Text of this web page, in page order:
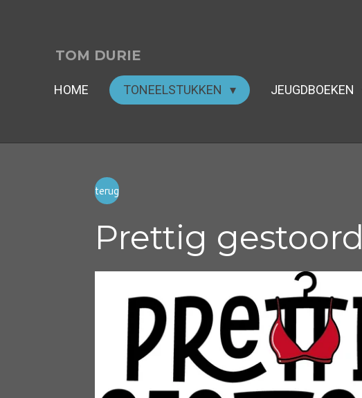
hoofdinhoud
TOM DURIE
HOME TONEELSTUKKEN JEUGDBOEKEN
terug
Prettig gestoord